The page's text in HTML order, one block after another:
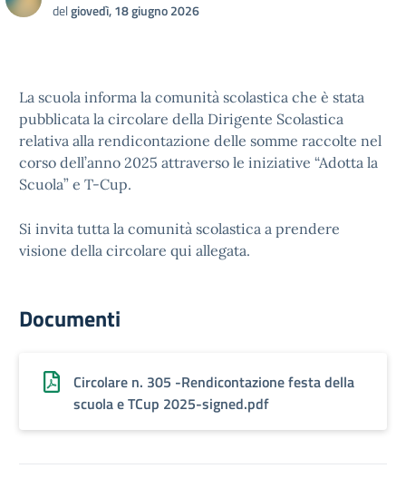
delgiovedì, 18 giugno 2026
La scuola informa la comunità scolastica che è stata
pubblicata la circolare della Dirigente Scolastica
relativa alla rendicontazione delle somme raccolte nel
corso dell’anno 2025 attraverso le iniziative “Adotta la
Scuola” e T-Cup.
Si invita tutta la comunità scolastica a prendere
visione della circolare qui allegata.
Documenti
Circolare n. 305 -Rendicontazione festa della
scuola e TCup 2025-signed.pdf